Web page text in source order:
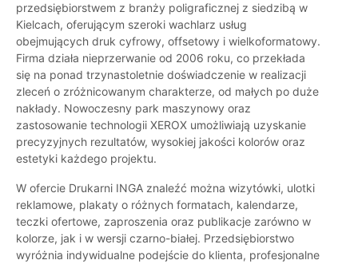
przedsiębiorstwem z branży poligraficznej z siedzibą w
Kielcach, oferującym szeroki wachlarz usług
obejmujących druk cyfrowy, offsetowy i wielkoformatowy.
Firma działa nieprzerwanie od 2006 roku, co przekłada
się na ponad trzynastoletnie doświadczenie w realizacji
zleceń o zróżnicowanym charakterze, od małych po duże
nakłady. Nowoczesny park maszynowy oraz
zastosowanie technologii XEROX umożliwiają uzyskanie
precyzyjnych rezultatów, wysokiej jakości kolorów oraz
estetyki każdego projektu.
W ofercie Drukarni INGA znaleźć można wizytówki, ulotki
reklamowe, plakaty o różnych formatach, kalendarze,
teczki ofertowe, zaproszenia oraz publikacje zarówno w
kolorze, jak i w wersji czarno-białej. Przedsiębiorstwo
wyróżnia indywidualne podejście do klienta, profesjonalne